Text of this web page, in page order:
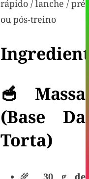
rápido / lanche / pré
ou pós-treino
🥣 Massa
(base Da
Torta)